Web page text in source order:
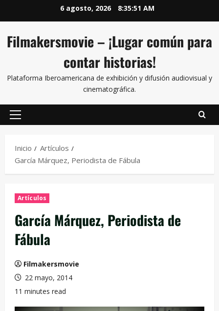
6 agosto, 2026 8:35:52 AM
Filmakersmovie – ¡Lugar común para
contar historias!
Plataforma Iberoamericana de exhibición y difusión audiovisual y
cinematográfica.
Inicio
Artículos
García Márquez, Periodista de Fábula
Artículos
García Márquez, Periodista de
Fábula
Filmakersmovie
22 mayo, 2014
11 minutes read